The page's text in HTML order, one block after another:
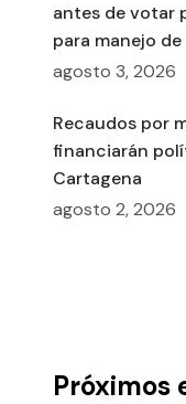
antes de votar
para manejo
agosto 3, 2026
Recaudos por
financiarán
Cartagena
agosto 2, 2026
Próximos